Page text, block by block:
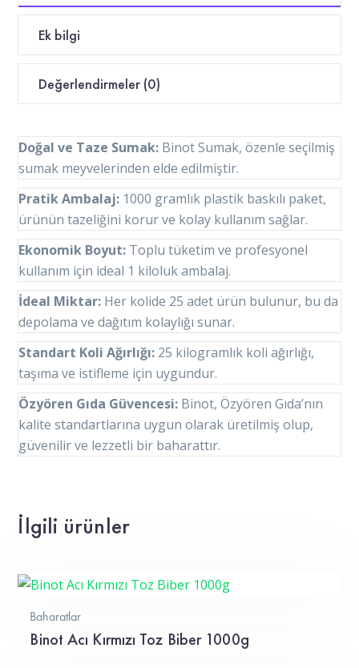
Ek bilgi
Değerlendirmeler (0)
Doğal ve Taze Sumak: Binot Sumak, özenle seçilmiş
sumak meyvelerinden elde edilmiştir.
Pratik Ambalaj: 1000 gramlık plastik baskılı paket,
ürünün tazeliğini korur ve kolay kullanım sağlar.
Ekonomik Boyut: Toplu tüketim ve profesyonel
kullanım için ideal 1 kiloluk ambalaj.
İdeal Miktar: Her kolide 25 adet ürün bulunur, bu da
depolama ve dağıtım kolaylığı sunar.
Standart Koli Ağırlığı: 25 kilogramlık koli ağırlığı,
taşıma ve istifleme için uygundur.
Özyören Gıda Güvencesi: Binot, Özyören Gıda’nın
kalite standartlarına uygun olarak üretilmiş olup,
güvenilir ve lezzetli bir baharattır.
İlgili ürünler
Baharatlar
Binot Acı Kırmızı Toz Biber 1000g